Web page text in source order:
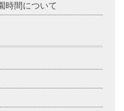
時間について